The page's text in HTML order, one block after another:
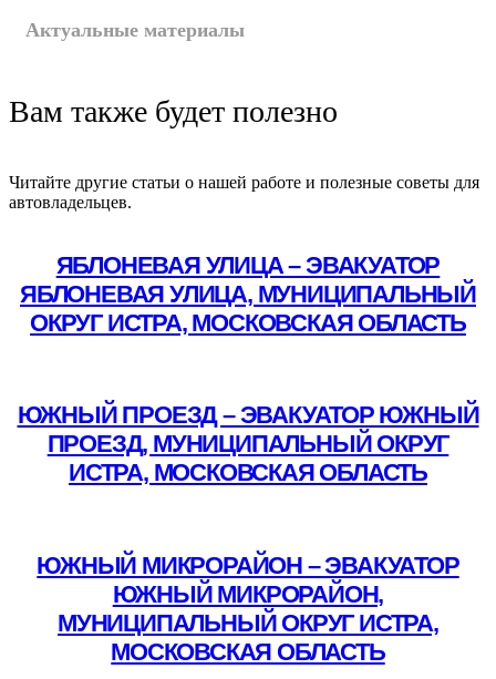
Актуальные материалы
Вам также будет полезно
Читайте другие статьи о нашей работе и полезные советы для
автовладельцев.
ЯБЛОНЕВАЯ УЛИЦА – ЭВАКУАТОР
ЯБЛОНЕВАЯ УЛИЦА, МУНИЦИПАЛЬНЫЙ
ОКРУГ ИСТРА, МОСКОВСКАЯ ОБЛАСТЬ
ЮЖНЫЙ ПРОЕЗД – ЭВАКУАТОР ЮЖНЫЙ
ПРОЕЗД, МУНИЦИПАЛЬНЫЙ ОКРУГ
ИСТРА, МОСКОВСКАЯ ОБЛАСТЬ
ЮЖНЫЙ МИКРОРАЙОН – ЭВАКУАТОР
ЮЖНЫЙ МИКРОРАЙОН,
МУНИЦИПАЛЬНЫЙ ОКРУГ ИСТРА,
МОСКОВСКАЯ ОБЛАСТЬ